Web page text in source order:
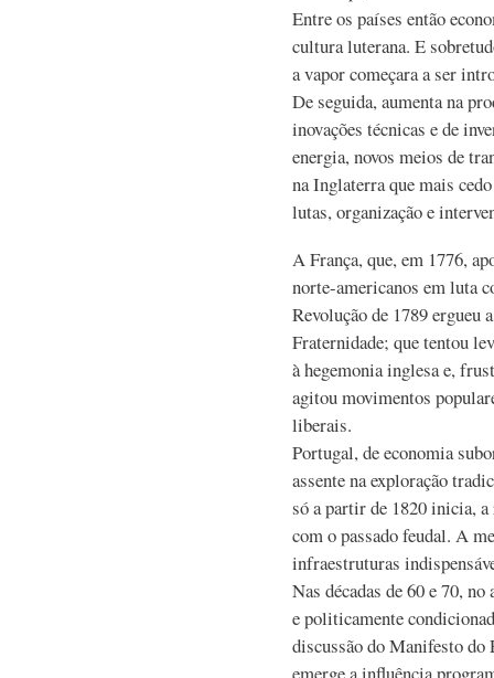
Entre os países então
cultura luterana. E
a vapor começara a ser
De seguida, aumenta na
inovações técnicas e de
energia, novos meios de
na Inglaterra que mais
lutas, organização e
A França, que, em 1776,
norte-americanos em luta
Revolução de 1789 ergueu
Fraternidade; que tentou
à hegemonia inglesa e,
agitou movimentos
liberais.
Portugal, de economia
assente na exploração
só a partir de 1820 inicia,
com o passado feudal. A
infraestruturas
Nas décadas de 60 e 70,
e politicamente
discussão do Manifesto